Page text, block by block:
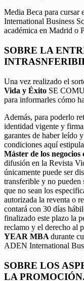
Media Beca para cursar
International Business
académica en Madrid o
SOBRE LA
Una vez realizado el
Vida y Éxito SE
para informarles cómo
Además, para poderlo
identidad vigente y
garantes de haber leído
condiciones aquí
Máster de los
difusión en la Revista
únicamente puede ser
transferible y no pueden
que no sean los
autorizada la reventa o
contará con 30 días
finalizado este plazo la
reclamo y el derecho al
YEAR MBA durante
ADEN International
SOBRE LOS
LA PROMOCIÓN.